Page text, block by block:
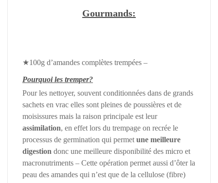
Gourmands:
★100g d’amandes complètes trempées –
Pourquoi les tremper?
Pour les nettoyer, souvent conditionnées dans de grands
sachets en vrac elles sont pleines de poussières et de
moisissures mais la raison principale est leur
assimilation, en effet lors du trempage on recrée le
processus de germination qui permet une meilleure
digestion donc une meilleure disponibilité des micro et
macronutriments – Cette opération permet aussi d’ôter la
peau des amandes qui n’est que de la cellulose (fibre)